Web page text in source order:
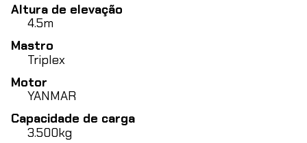
Altura de elevação
4.5m
Mastro
Triplex
Motor
YANMAR
Capacidade de carga
3.500kg